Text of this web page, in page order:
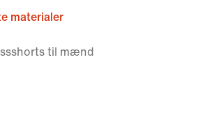
materialer
til mænd